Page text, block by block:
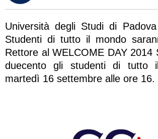
Università degli Studi di
Studenti di tutto il mondo
Rettore al WELCOME DAY 2014
duecento gli studenti di tutto
martedì 16 settembre alle ore 16.